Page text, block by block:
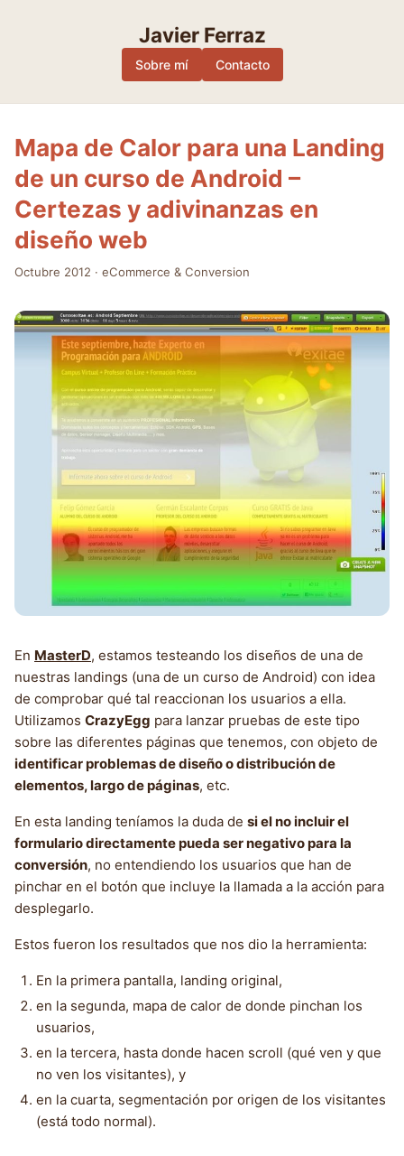
Javier Ferraz
Sobre mí Contacto
Mapa de Calor para una Landing
de un curso de Android –
Certezas y adivinanzas en
diseño web
Octubre 2012 · eCommerce & Conversion
En MasterD, estamos testeando los diseños de una de
nuestras landings (una de un curso de Android) con idea
de comprobar qué tal reaccionan los usuarios a ella.
Utilizamos CrazyEgg para lanzar pruebas de este tipo
sobre las diferentes páginas que tenemos, con objeto de
identificar problemas de diseño o distribución de
elementos, largo de páginas, etc.
En esta landing teníamos la duda de si el no incluir el
formulario directamente pueda ser negativo para la
conversión, no entendiendo los usuarios que han de
pinchar en el botón que incluye la llamada a la acción para
desplegarlo.
Estos fueron los resultados que nos dio la herramienta:
En la primera pantalla, landing original,
en la segunda, mapa de calor de donde pinchan los
usuarios,
en la tercera, hasta donde hacen scroll (qué ven y que
no ven los visitantes), y
en la cuarta, segmentación por origen de los visitantes
(está todo normal).